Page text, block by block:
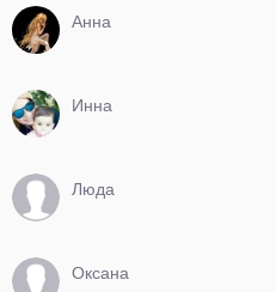
Анна
Инна
Люда
Оксана